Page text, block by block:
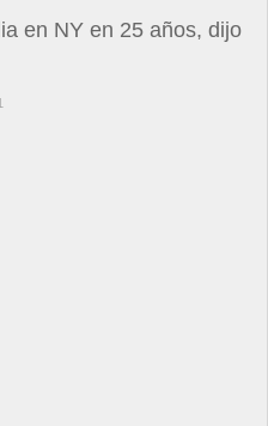
en NY en 25 años, dijo